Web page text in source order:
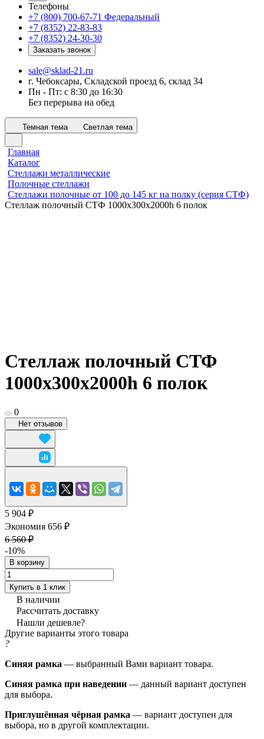
Телефоны
+7 (800) 700-67-71 Федеральный
+7 (8352) 22-83-83
+7 (8352) 24-30-30
Заказать звонок
sale@sklad-21.ru
г. Чебоксары, Складской проезд 6, склад 34
Пн - Пт: с 8:30 до 16:30
Без перерыва на обед
Темная тема Светлая тема
Главная
Каталог
Стеллажи металлические
Полочные стеллажи
Стеллажи полочные от 100 до 145 кг на полку (серия СТФ)
Стеллаж полочный СТФ 1000х300x2000h 6 полок
Стеллаж полочный СТФ
1000х300x2000h 6 полок
0
Нет отзывов
5 904 ₽
Экономия 656 ₽
6 560 ₽
-10%
В корзину
Купить в 1 клик
В наличии
Рассчитать доставку
Нашли дешевле?
Другие варианты этого товара
?
Синяя рамка — выбранный Вами вариант товара.
Синяя рамка при наведении — данный вариант доступен
для выбора.
Приглушённая чёрная рамка — вариант доступен для
выбора, но в другой комплектации.